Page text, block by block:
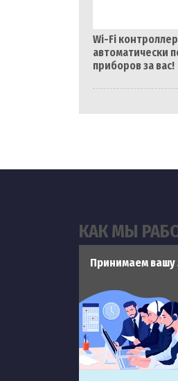
Wi-Fi
автоматически
приборов за вас!
КАК МЫ
Принимаем вашу